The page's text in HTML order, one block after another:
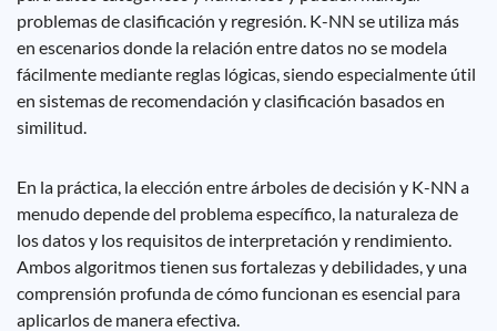
problemas de clasificación y regresión. K-NN se utiliza más
en escenarios donde la relación entre datos no se modela
fácilmente mediante reglas lógicas, siendo especialmente útil
en sistemas de recomendación y clasificación basados ​​en
similitud.
En la práctica, la elección entre árboles de decisión y K-NN a
menudo depende del problema específico, la naturaleza de
los datos y los requisitos de interpretación y rendimiento.
Ambos algoritmos tienen sus fortalezas y debilidades, y una
comprensión profunda de cómo funcionan es esencial para
aplicarlos de manera efectiva.